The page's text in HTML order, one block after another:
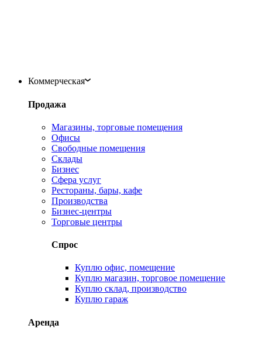
Коммерческая
Продажа
Магазины, торговые помещения
Офисы
Свободные помещения
Склады
Бизнес
Сфера услуг
Рестораны, бары, кафе
Производства
Бизнес-центры
Торговые центры
Спрос
Куплю офис, помещение
Куплю магазин, торговое помещение
Куплю склад, производство
Куплю гараж
Аренда